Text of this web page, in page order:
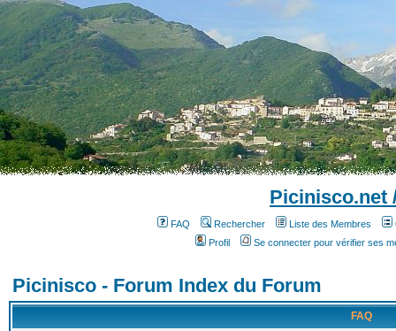
Picinisco.net
FAQ Rechercher Liste des Membres
Profil
Se connecter pour vérifier ses
Picinisco - Forum Index du Forum
FAQ